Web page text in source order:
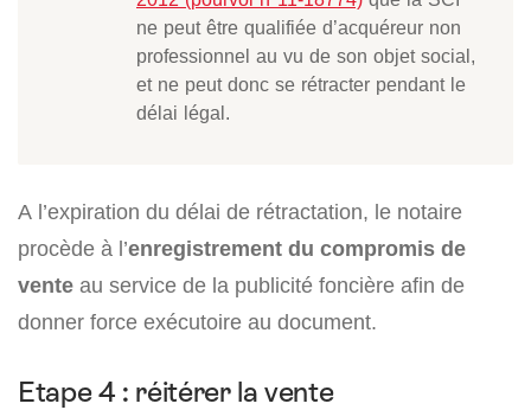
ne peut être qualifiée d’acquéreur non
professionnel au vu de son objet social,
et ne peut donc se rétracter pendant le
délai légal.
A l’expiration du délai de rétractation, le notaire
procède à l’enregistrement du compromis de
vente au service de la publicité foncière afin de
donner force exécutoire au document.
Etape 4 : réitérer la vente